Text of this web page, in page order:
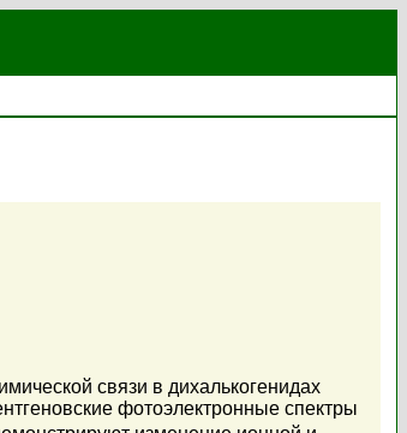
связи в дихалькогенидах
фотоэлектронные спектры